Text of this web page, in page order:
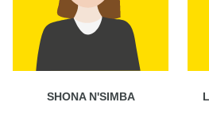
SHONA N'SIMBA